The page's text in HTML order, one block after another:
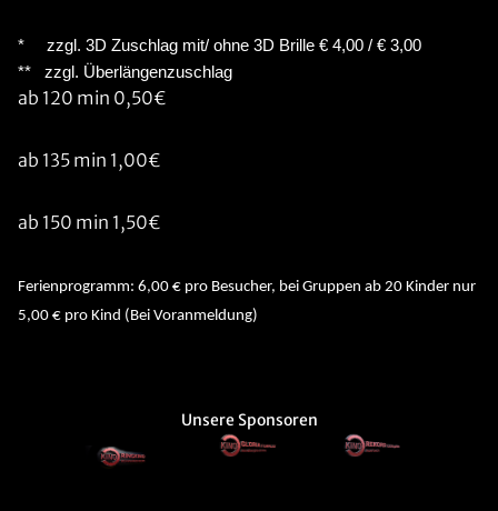
* zzgl. 3D Zuschlag mit/ ohne 3D Brille € 4,00 / € 3,00
** zzgl. Überlängenzuschlag
ab 120 min 0,50€
ab 135 min 1,00€
ab 150 min 1,50€
Ferienprogramm: 6,00 € pro Besucher, bei Gruppen ab 20 Kinder nur
5,00 € pro Kind (Bei Voranmeldung)
Unsere Sponsoren